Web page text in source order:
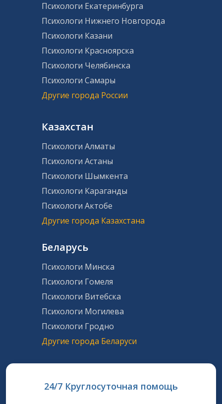
Психологи Екатеринбурга
Психологи Нижнего Новгорода
Психологи Казани
Психологи Красноярска
Психологи Челябинска
Психологи Самары
Другие города России
Казахстан
Психологи Алматы
Психологи Астаны
Психологи Шымкента
Психологи Караганды
Психологи Актобе
Другие города Казахстана
Беларусь
Психологи Минска
Психологи Гомеля
Психологи Витебска
Психологи Могилева
Психологи Гродно
Другие города Беларуси
24/7 Круглосуточная помощь